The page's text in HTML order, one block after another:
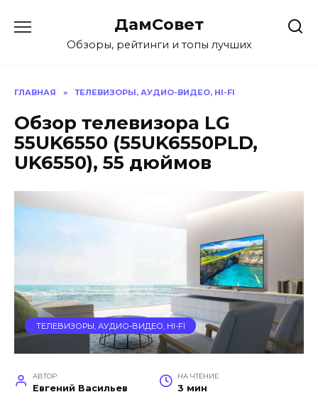
содержанию
ДамСовет
Обзоры, рейтинги и топы лучших
ГЛАВНАЯ » ТЕЛЕВИЗОРЫ, АУДИО-ВИДЕО, HI-FI
Обзор телевизора LG
55UK6550 (55UK6550PLD,
UK6550), 55 дюймов
ТЕЛЕВИЗОРЫ, АУДИО-ВИДЕО, HI-FI
АВТОР
Евгений Васильев
НА ЧТЕНИЕ
3 мин